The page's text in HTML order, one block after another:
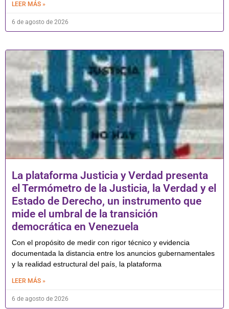
LEER MÁS »
6 de agosto de 2026
La plataforma Justicia y Verdad presenta
el Termómetro de la Justicia, la Verdad y el
Estado de Derecho, un instrumento que
mide el umbral de la transición
democrática en Venezuela
Con el propósito de medir con rigor técnico y evidencia
documentada la distancia entre los anuncios gubernamentales
y la realidad estructural del país, la plataforma
LEER MÁS »
6 de agosto de 2026